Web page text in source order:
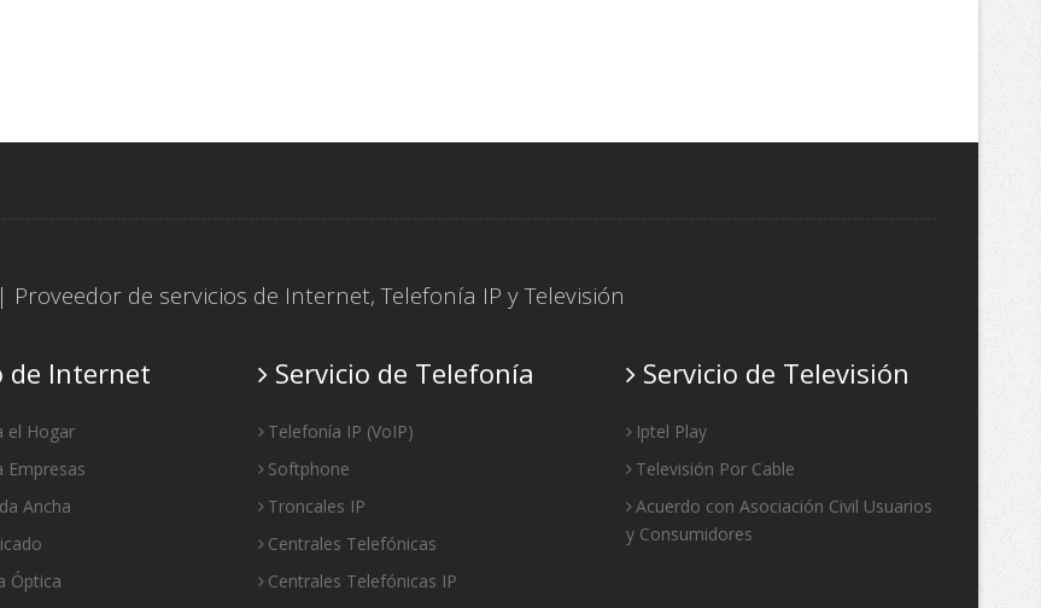
de servicios de Internet,Telefonía IP yTelevisión
de Internet
el Hogar
Empresas
Ancha
Óptica
Servicio de Telefonía
Telefonía IP (VoIP)
Softphone
Troncales IP
Centrales Telefónicas
Centrales Telefónicas IP
Servicio de Televisión
Iptel Play
Televisión Por Cable
Acuerdo con Asociación Civil Usuarios
y Consumidores